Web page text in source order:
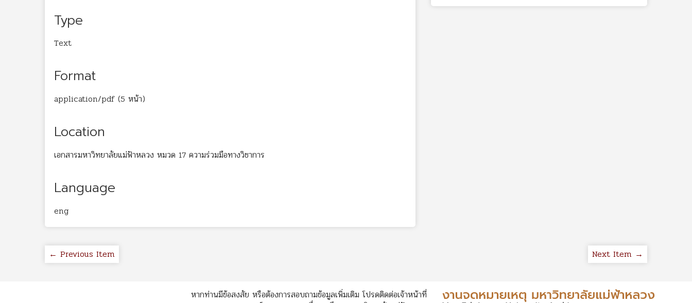
Type
Text
Format
application/pdf (5 หน้า)
Location
เอกสารมหาวิทยาลัยแม่ฟ้าหลวง หมวด 17 ความร่วมมือทางวิชาการ
Language
eng
← Previous Item Next Item →
หากท่านมีข้อสงสัย หรือต้องการสอบถามข้อมูลเพิ่มเติม โปรดติดต่อเจ้าหน้าที่